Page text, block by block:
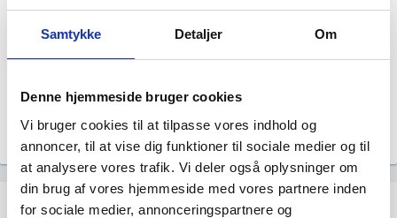
Samtykke Detaljer Om
Denne hjemmeside bruger cookies
Vi bruger cookies til at tilpasse vores indhold og
annoncer, til at vise dig funktioner til sociale medier og til
at analysere vores trafik. Vi deler også oplysninger om
din brug af vores hjemmeside med vores partnere inden
for sociale medier, annonceringspartnere og
Årsrapporten 2018-12
Årsrapporten 2016-12
Regnskaber